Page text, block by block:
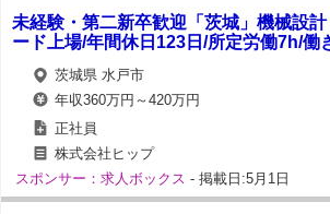
未経験・第二新卒歓迎「茨城」機械設
ード上場/年間休日123日/所定労働7h/働
茨城県 水戸市
年収360万円～420万円
正社員
株式会社ヒップ
スポンサー：求人ボックス - 掲載日:5月1日